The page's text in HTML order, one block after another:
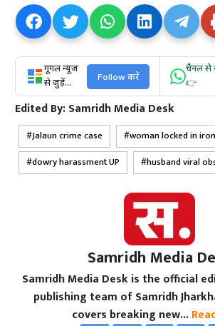
गूगल न्यूज
से जुड़ें...
Follow करें
चैनल से
👉
Edited By:Samridh Media Desk
Jalaun crime case
woman locked in
dowry harassment UP
husband viral
Samridh Media
Samridh Media Desk is the official
publishing team of Samridh
covers breaking new...